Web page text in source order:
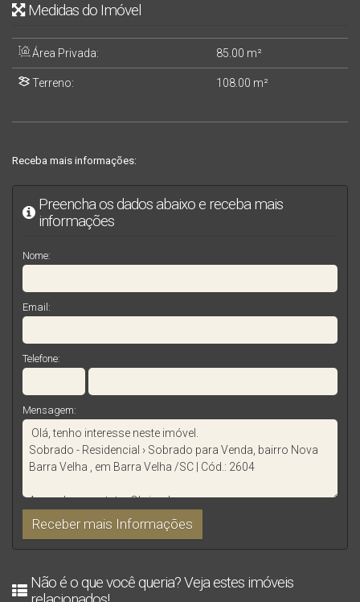
Medidas do Imóvel
Área Privada: 85 .00 m²
Terreno: 108 .00 m²
Receba mais informações:
Preencha os dados abaixo e receba mais
informações
Nome:
Email:
Telefone:
Mensagem:
Não é o que você queria? Veja estes imóveis